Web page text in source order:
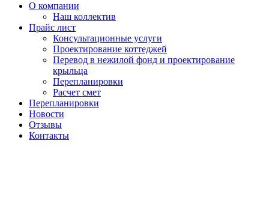
О компании
Наш коллектив
Прайс лист
Консультационные услуги
Проектирование коттеджей
Перевод в нежилой фонд и проектирование
крыльца
Перепланировки
Расчет смет
Перепланировки
Новости
Отзывы
Контакты